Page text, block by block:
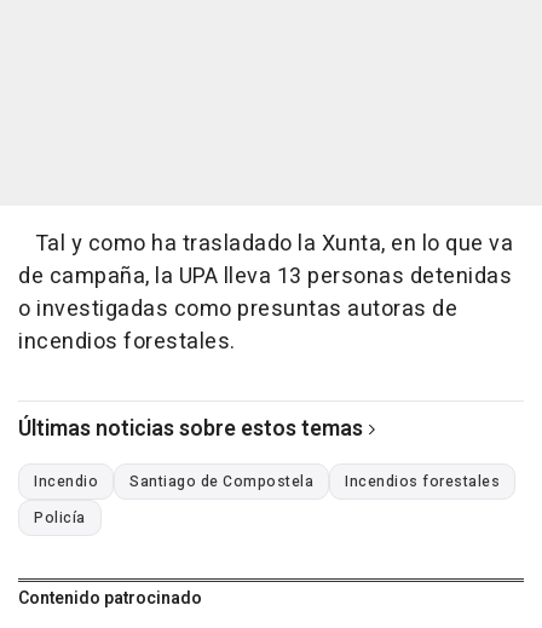
Tal y como ha trasladado la Xunta, en lo que va
de campaña, la UPA lleva 13 personas detenidas
o investigadas como presuntas autoras de
incendios forestales.
Últimas noticias sobre estos temas
Incendio Santiago de Compostela
Incendios forestales
Policía
Contenido patrocinado